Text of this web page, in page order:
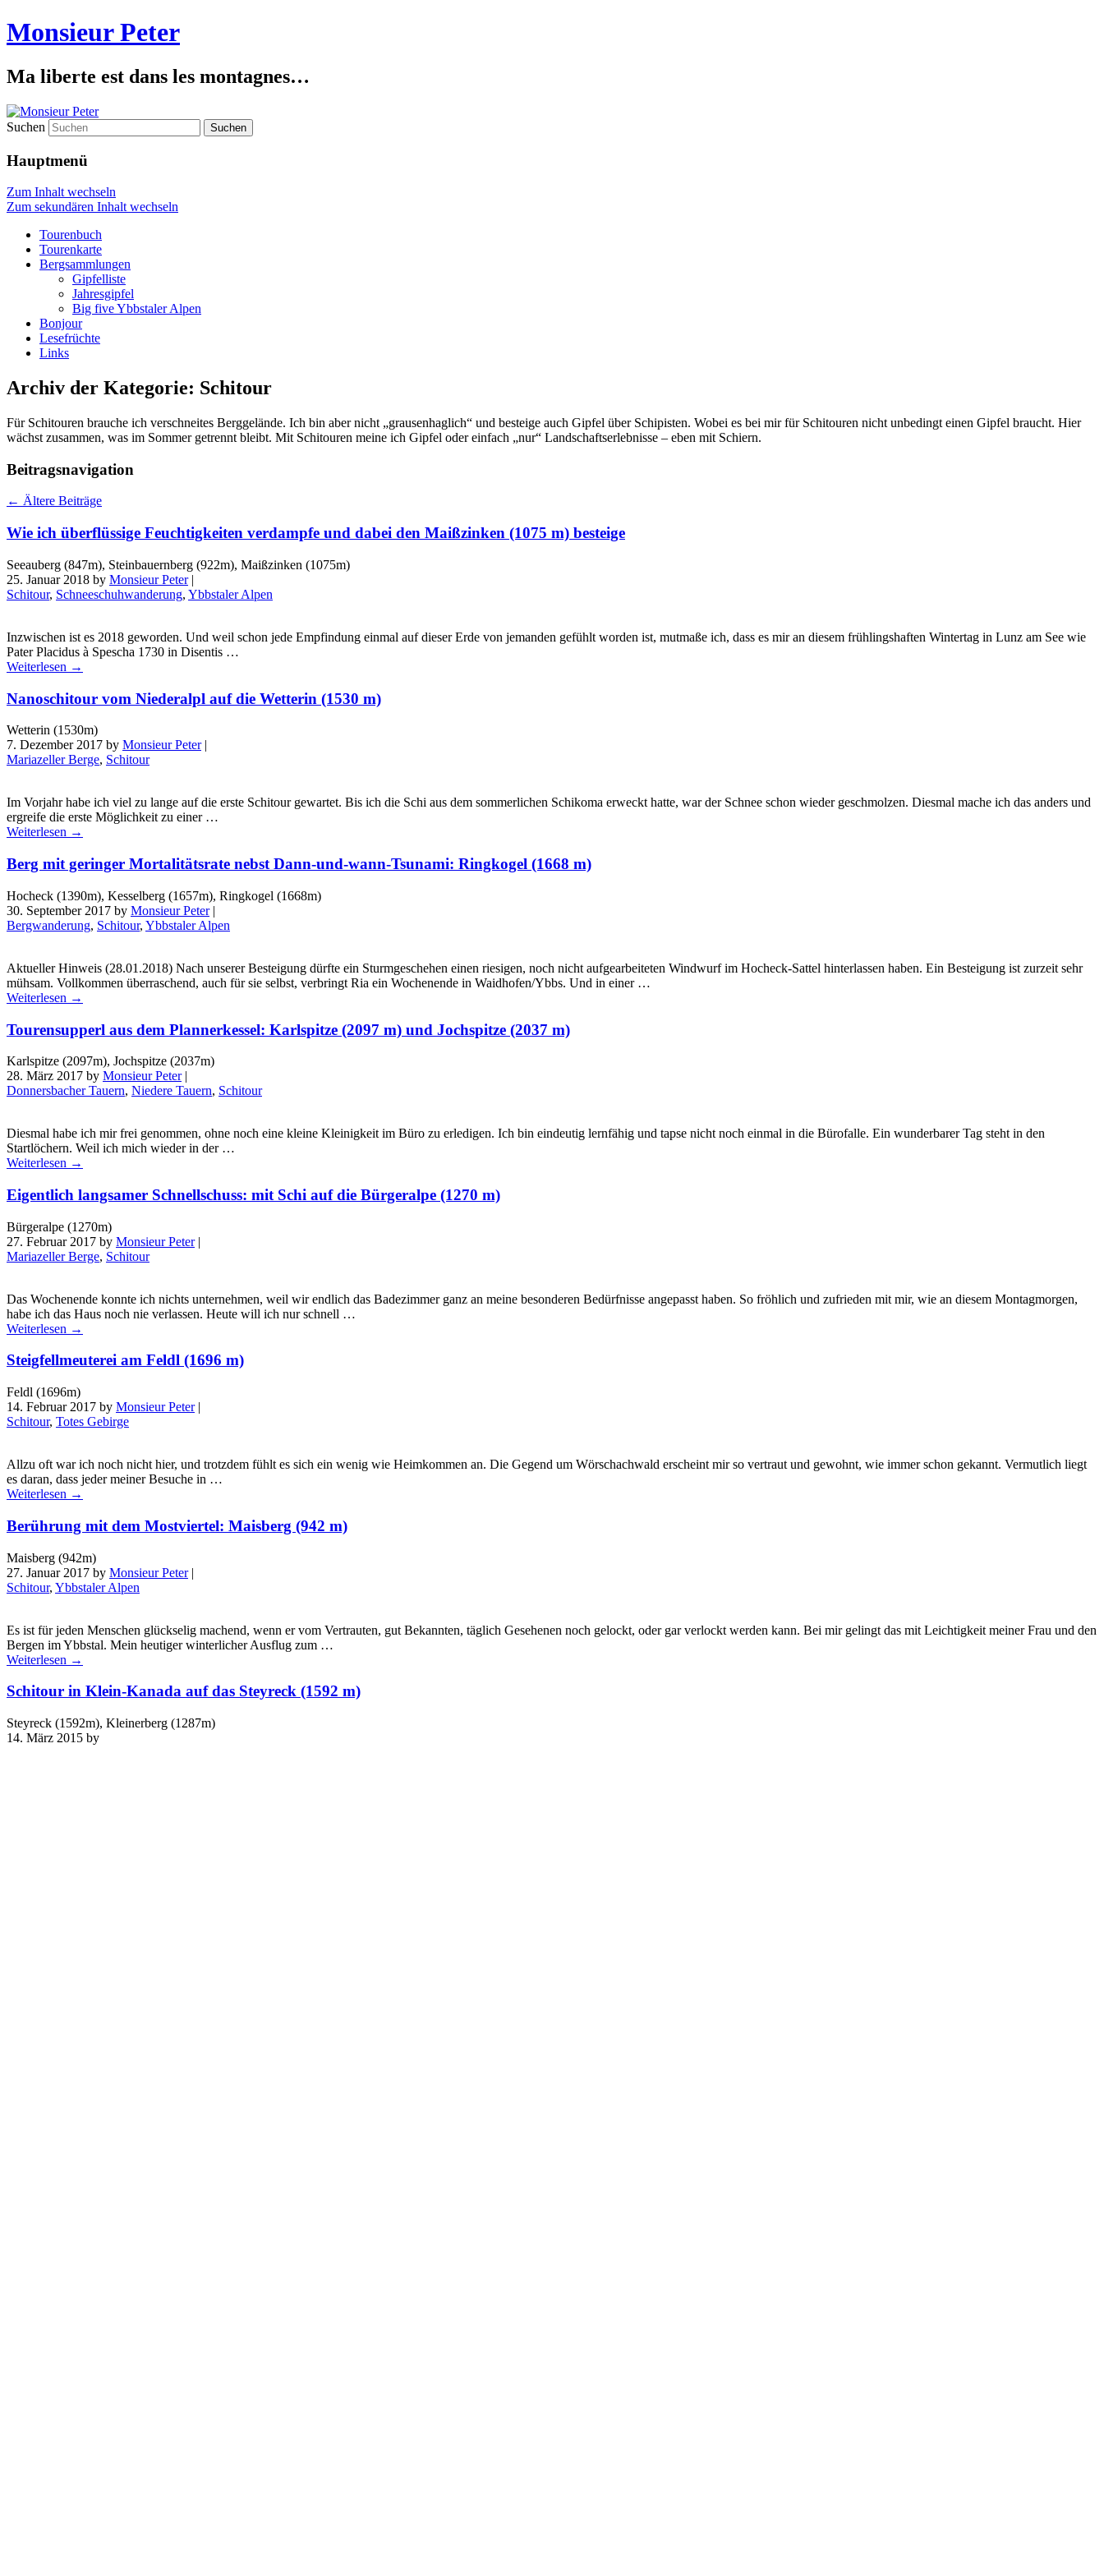
Monsieur Peter
Ma liberte est dans les montagnes…
Suchen
Hauptmenü
Zum Inhalt wechseln
Zum sekundären Inhalt wechseln
Tourenbuch
Tourenkarte
Bergsammlungen
Gipfelliste
Jahresgipfel
Big five Ybbstaler Alpen
Bonjour
Lesefrüchte
Links
Archiv der Kategorie: Schitour
Für Schitouren brauche ich verschneites Berggelände. Ich bin aber nicht „grausenhaglich“ und besteige auch Gipfel über Schipisten. Wobei es bei mir für Schitouren nicht unbedingt einen Gipfel braucht. Hier
wächst zusammen, was im Sommer getrennt bleibt. Mit Schitouren meine ich Gipfel oder einfach „nur“ Landschaftserlebnisse – eben mit Schiern.
Beitragsnavigation
← Ältere Beiträge
Wie ich überflüssige Feuchtigkeiten verdampfe und dabei den Maißzinken (1075 m) besteige
Seeauberg (847m), Steinbauernberg (922m), Maißzinken (1075m)
25. Januar 2018 by Monsieur Peter|
Schitour, Schneeschuhwanderung, Ybbstaler Alpen
Inzwischen ist es 2018 geworden. Und weil schon jede Empfindung einmal auf dieser Erde von jemanden gefühlt worden ist, mutmaße ich, dass es mir an diesem frühlingshaften Wintertag in Lunz am See wie
Pater Placidus à Spescha 1730 in Disentis …
Weiterlesen →
Nanoschitour vom Niederalpl auf die Wetterin (1530 m)
Wetterin (1530m)
7. Dezember 2017 by Monsieur Peter|
Mariazeller Berge, Schitour
Im Vorjahr habe ich viel zu lange auf die erste Schitour gewartet. Bis ich die Schi aus dem sommerlichen Schikoma erweckt hatte, war der Schnee schon wieder geschmolzen. Diesmal mache ich das anders und
ergreife die erste Möglichkeit zu einer …
Weiterlesen →
Berg mit geringer Mortalitätsrate nebst Dann-und-wann-Tsunami: Ringkogel (1668 m)
Hocheck (1390m), Kesselberg (1657m), Ringkogel (1668m)
30. September 2017 by Monsieur Peter|
Bergwanderung, Schitour, Ybbstaler Alpen
Aktueller Hinweis (28.01.2018) Nach unserer Besteigung dürfte ein Sturmgeschehen einen riesigen, noch nicht aufgearbeiteten Windwurf im Hocheck-Sattel hinterlassen haben. Ein Besteigung ist zurzeit sehr
mühsam. Vollkommen überraschend, auch für sie selbst, verbringt Ria ein Wochenende in Waidhofen/Ybbs. Und in einer …
Weiterlesen →
Tourensupperl aus dem Plannerkessel: Karlspitze (2097 m) und Jochspitze (2037 m)
Karlspitze (2097m), Jochspitze (2037m)
28. März 2017 by Monsieur Peter|
Donnersbacher Tauern, Niedere Tauern, Schitour
Diesmal habe ich mir frei genommen, ohne noch eine kleine Kleinigkeit im Büro zu erledigen. Ich bin eindeutig lernfähig und tapse nicht noch einmal in die Bürofalle. Ein wunderbarer Tag steht in den
Startlöchern. Weil ich mich wieder in der …
Weiterlesen →
Eigentlich langsamer Schnellschuss: mit Schi auf die Bürgeralpe (1270 m)
Bürgeralpe (1270m)
27. Februar 2017 by Monsieur Peter|
Mariazeller Berge, Schitour
Das Wochenende konnte ich nichts unternehmen, weil wir endlich das Badezimmer ganz an meine besonderen Bedürfnisse angepasst haben. So fröhlich und zufrieden mit mir, wie an diesem Montagmorgen,
habe ich das Haus noch nie verlassen. Heute will ich nur schnell …
Weiterlesen →
Steigfellmeuterei am Feldl (1696 m)
Feldl (1696m)
14. Februar 2017 by Monsieur Peter|
Schitour, Totes Gebirge
Allzu oft war ich noch nicht hier, und trotzdem fühlt es sich ein wenig wie Heimkommen an. Die Gegend um Wörschachwald erscheint mir so vertraut und gewohnt, wie immer schon gekannt. Vermutlich liegt
es daran, dass jeder meiner Besuche in …
Weiterlesen →
Berührung mit dem Mostviertel: Maisberg (942 m)
Maisberg (942m)
27. Januar 2017 by Monsieur Peter|
Schitour, Ybbstaler Alpen
Es ist für jeden Menschen glückselig machend, wenn er vom Vertrauten, gut Bekannten, täglich Gesehenen noch gelockt, oder gar verlockt werden kann. Bei mir gelingt das mit Leichtigkeit meiner Frau und den
Bergen im Ybbstal. Mein heutiger winterlicher Ausflug zum …
Weiterlesen →
Schitour in Klein-Kanada auf das Steyreck (1592 m)
Steyreck (1592m), Kleinerberg (1287m)
14. März 2015 by